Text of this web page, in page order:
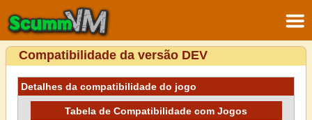
Compatibilidade da versão DEV
Detalhes da compatibilidade do jogo
Tabela de Compatibilidade com Jogos